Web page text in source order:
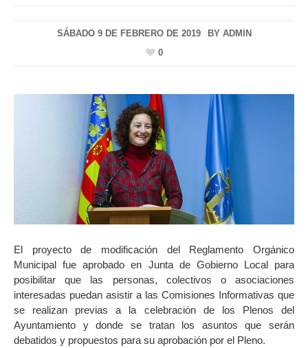
SÁBADO 9 DE FEBRERO DE 2019 BY ADMIN
0
El proyecto de modificación del Reglamento Orgánico
Municipal fue aprobado en Junta de Gobierno Local para
posibilitar que las personas, colectivos o asociaciones
interesadas puedan asistir a las Comisiones Informativas que
se realizan previas a la celebración de los Plenos del
Ayuntamiento y donde se tratan los asuntos que serán
debatidos y propuestos para su aprobación por el Pleno.